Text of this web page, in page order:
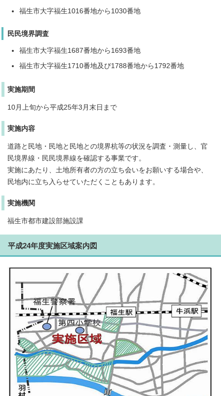
福生市大字福生1016番地から1030番地
民民境界調査
福生市大字福生1687番地から1693番地
福生市大字福生1710番地及び1788番地から1792番地
実施期間
10月上旬から平成25年3月末日まで
実施内容
道路と民地・民地と民地との境界杭等の状況を調査・測量し、官
民境界線・民民境界線を確認する事業です。
実施にあたり、土地所有者の方の立ち会いをお願いする場合や、
民地内に立ち入らせていただくこともあります。
実施機関
福生市都市建設部施設課
平成24年度実施区域案内図